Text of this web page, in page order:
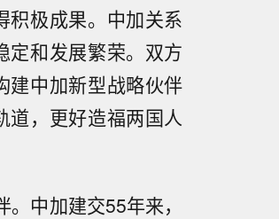
积极成果。中加关系
定和发展繁荣。双方
建中加新型战略伙伴
道，更好造福两国人
中加建交55年来，